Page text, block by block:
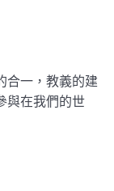
合一，教義的建
與在我們的世